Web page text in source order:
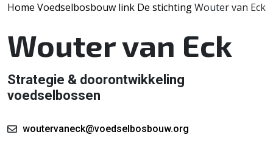
Home Voedselbosbouw link De stichtingWouter van Eck
Wouter van Eck
Strategie & doorontwikkeling
voedselbossen
woutervaneck@voedselbosbouw.org